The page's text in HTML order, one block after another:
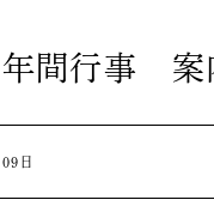
年間行事 案
日